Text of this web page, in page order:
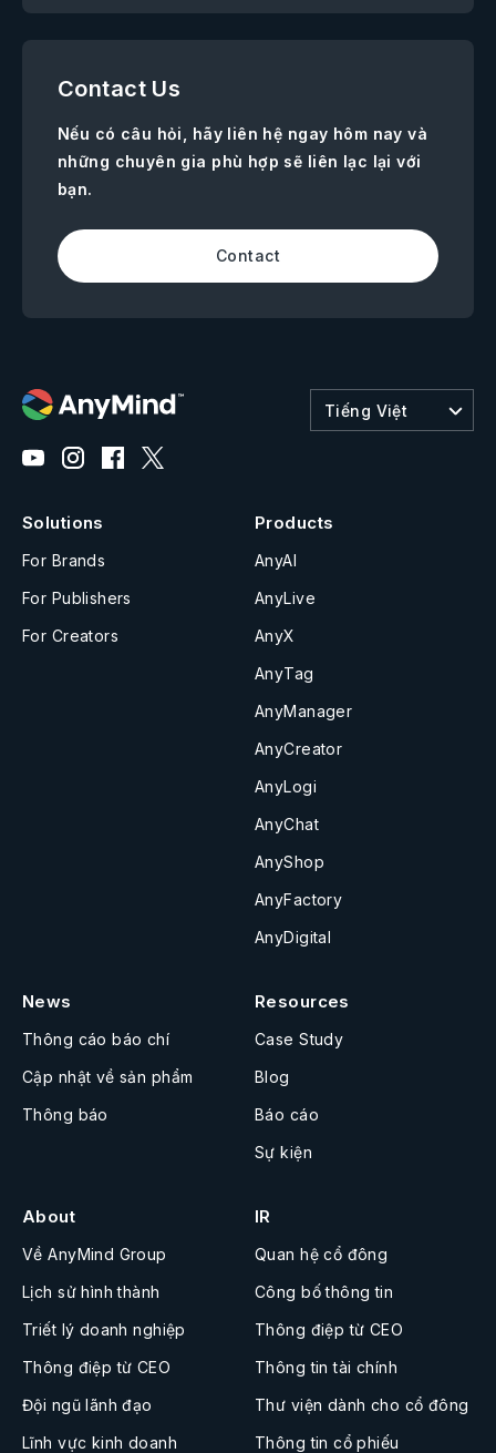
Contact Us
Nếu có câu hỏi, hãy liên hệ ngay hôm nay và
những chuyên gia phù hợp sẽ liên lạc lại với
bạn.
Contact
Tiếng Việt
Solutions
For Brands
For Publishers
For Creators
Products
AnyAI
AnyLive
AnyX
AnyTag
AnyManager
AnyCreator
AnyLogi
AnyChat
AnyShop
AnyFactory
AnyDigital
News
Thông cáo báo chí
Cập nhật về sản phẩm
Thông báo
Resources
Case Study
Blog
Báo cáo
Sự kiện
About
Về AnyMind Group
Lịch sử hình thành
Triết lý doanh nghiệp
Thông điệp từ CEO
Đội ngũ lãnh đạo
Lĩnh vực kinh doanh
IR
Quan hệ cổ đông
Công bố thông tin
Thông điệp từ CEO
Thông tin tài chính
Thư viện dành cho cổ đông
Thông tin cổ phiếu